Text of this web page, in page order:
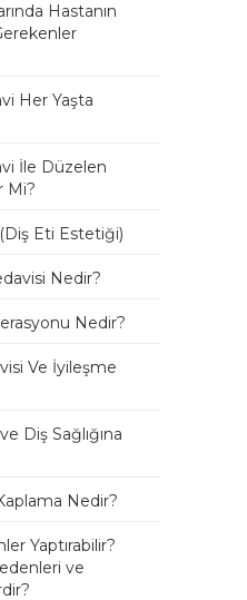
Hastanın
Her Yaşta
İle Düzelen
Mi?
Eti Estetiği)
Nedir?
Nedir?
Ve İyileşme
Diş Sağlığına
Nedir?
Yaptırabilir?
ve